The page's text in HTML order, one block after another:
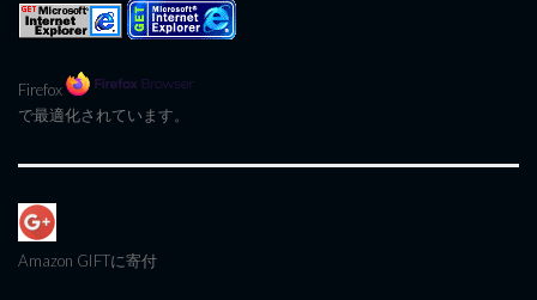
Firefox
で最適化されています。
Amazon GIFTに寄付